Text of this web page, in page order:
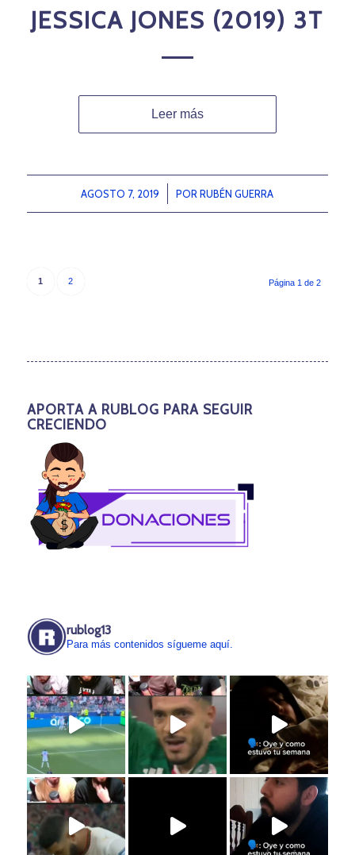
JESSICA JONES (2019) 3T
Leer más
AGOSTO 7, 2019
/ PORRUBÉN GUERRA
Página 1 de 2
1 2
APORTA A RUBLOG PARA SEGUIR
CRECIENDO
rublog13
Para más contenidos sígueme aquí.